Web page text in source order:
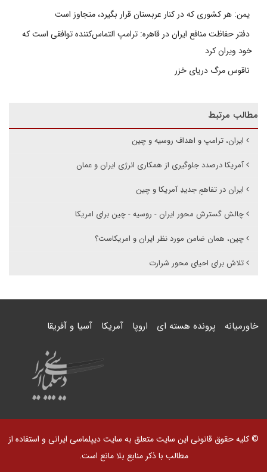
یمن: هر کشوری که در کنار عربستان قرار بگیرد، متجاوز است
دفتر حفاظت منافع ایران در قاهره: ترامپ التماس‌کننده توافقی است که
خود ویران کرد
ناقوس مرگ دریای خزر
مطالب مرتبط
ایران، ترامپ و اهداف روسیه و چین
آمریکا درصدد جلوگیری از همکاری انرژی ایران و عمان
ایران در تفاهمِ جدیدِ آمریکا و چین
چالش گسترش محور ایران - روسیه - چین برای امریکا
چین، همان ضامن مورد نظر ایران و امریکاست؟
تلاش برای احیای محور شرارت
خاورمیانه پرونده هسته ای اروپا آمریکا آسیا و آفریقا
© کلیه حقوق قانونی این سایت متعلق به سایت دیپلماسی ایرانی و استفاده از
مطالب با ذکر منابع بلا مانع است.